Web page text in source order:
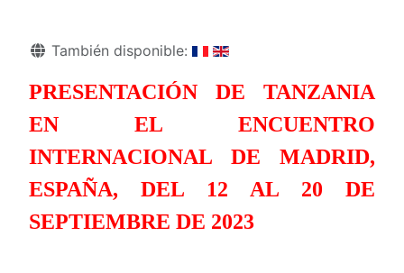
Detalles
También disponible:
PRESENTACIÓN DE TANZANIA
EN EL ENCUENTRO
INTERNACIONAL DE MADRID,
ESPAÑA, DEL 12 AL 20 DE
SEPTIEMBRE DE 2023